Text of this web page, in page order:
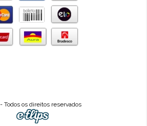
Todos os direitos reservados